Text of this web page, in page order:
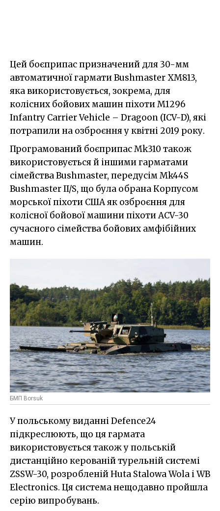
Цей боєприпас призначений для 30-мм
автоматичної гармати Bushmaster XM813,
яка використовується, зокрема, для
колісних бойових машин піхоти M1296
Infantry Carrier Vehicle – Dragoon (ICV-D), які
потрапили на озброєння у квітні 2019 року.
Програмований боєприпас Mk310 також
використовується й іншими гарматами
сімейства Bushmaster, передусім Mk44S
Bushmaster II/S, що була обрана Корпусом
морської піхоти США як озброєння для
колісної бойової машини піхоти ACV-30
сучасного сімейства бойових амфібійних
машин.
БМП Borsuk
У польському виданні Defence24
підкреслюють, що ця гармата
використовується також у польській
дистанційно керованій турельній системі
ZSSW-30, розробленій Huta Stalowa Wola і WB
Electronics. Ця система нещодавно пройшла
серію випробувань.